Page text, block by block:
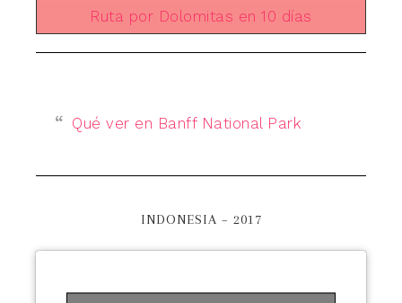
Ruta por Dolomitas en 10 días
Qué ver en Banff National Park
INDONESIA – 2017